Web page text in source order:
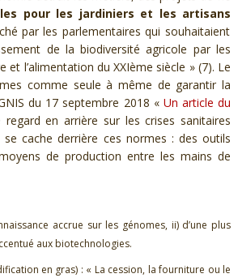
pour les jardiniers et les artisans
par les parlementaires qui souhaitaient
de la biodiversité agricole par les
l’alimentation du XXIème siècle » (7). Le
comme seule à même de garantir la
du 17 septembre 2018 «Un article du
regard en arrière sur les crises sanitaires
se cache derrière ces normes : des outils
de production entre les mains de
accrue sur les génomes, ii) d’une plus
aux biotechnologies.
en gras) : « La cession, la fourniture ou le